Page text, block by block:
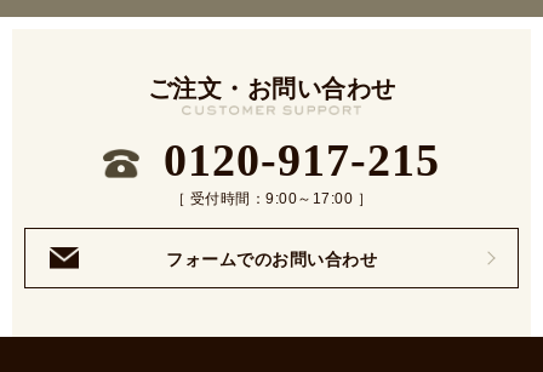
ご注文・お問い合わせ
0120-917-215
［ 受付時間：9:00～17:00 ］
フォームでのお問い合わせ